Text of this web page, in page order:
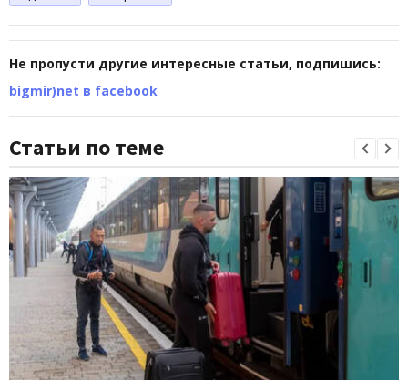
Не пропусти другие интересные статьи, подпишись:
bigmir)net в facebook
Статьи по теме